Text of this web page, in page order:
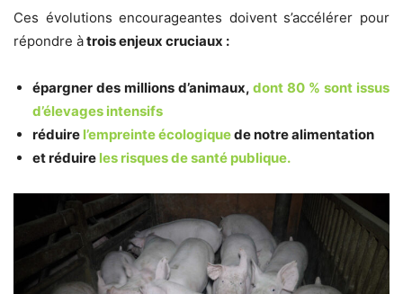
Ces évolutions encourageantes doivent s’accélérer pour
répondre àtrois enjeux cruciaux :
épargner des millions d’animaux, dont 80 % sont issus
d’élevages intensifs
réduire l’empreinte écologiquede notre alimentation
et réduire les risques de santé publique.